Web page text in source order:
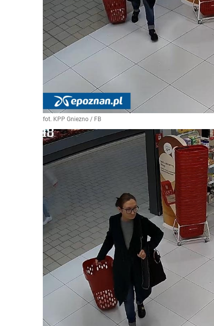
fot. KPP Gniezno / FB